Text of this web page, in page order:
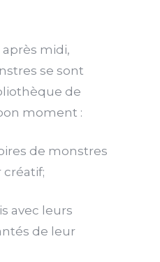
midi,
se sont
de
moment :
de monstres
créatif;
avec leurs
de leur